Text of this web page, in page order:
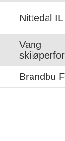
Nittedal IL
Vang
Brandbu